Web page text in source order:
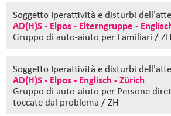
Soggetto Iperattività e disturbi
AD(H)S - Elpos - Elterngruppe -
Gruppo di auto-aiuto per Familiari / ZH
Soggetto Iperattività e disturbi
AD(H)S - Elpos - Englisch - Zürich
Gruppo di auto-aiuto per Persone
toccate dal problema / ZH